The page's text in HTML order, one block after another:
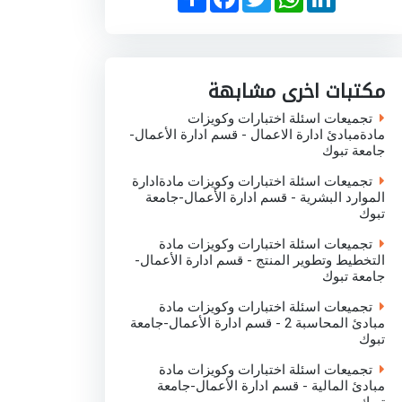
h
a
a
c
k
w
i
h
a
p
i
n
n
مكتبات اخرى مشابهة
تجميعات اسئلة اختبارات وكويزات
مادةمبادئ ادارة الاعمال - قسم ادارة الأعمال-
جامعة تبوك
تجميعات اسئلة اختبارات وكويزات مادةادارة
الموارد البشرية - قسم ادارة الأعمال-جامعة
تبوك
تجميعات اسئلة اختبارات وكويزات مادة
التخطيط وتطوير المنتج - قسم ادارة الأعمال-
جامعة تبوك
تجميعات اسئلة اختبارات وكويزات مادة
مبادئ المحاسبة 2 - قسم ادارة الأعمال-جامعة
تبوك
تجميعات اسئلة اختبارات وكويزات مادة
مبادئ المالية - قسم ادارة الأعمال-جامعة